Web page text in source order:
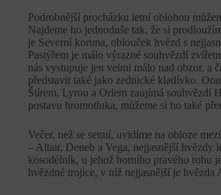
Podrobnější procházku letní oblohou
Najdeme ho jednoduše tak, že si
je Severní koruna, oblouček hvězd s
Pastýřem je málo výrazné souhvězdí
nás vystupuje jen velmi málo nad obzor, a
představit také jako zednické kladívko.
Štírem, Lyrou a Orlem zaujímá souhvězdí
postavu hromotluka, můžeme si ho také
Večer, než se setmí, uvidíme na obloze
– Altair, Deneb a Vega, nejjasnější
kosodélník, u jehož horního pravého rohu
hvězdné trojice, v níž nejjasnější je hvězda